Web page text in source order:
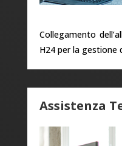
Collegamento
H24 per la gestione
Assistenza